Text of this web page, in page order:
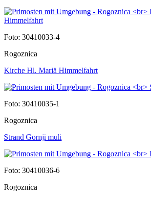
Foto: 30410033-4
Rogoznica
Kirche Hl. Mariä Himmelfahrt
Foto: 30410035-1
Rogoznica
Strand Gornji muli
Foto: 30410036-6
Rogoznica